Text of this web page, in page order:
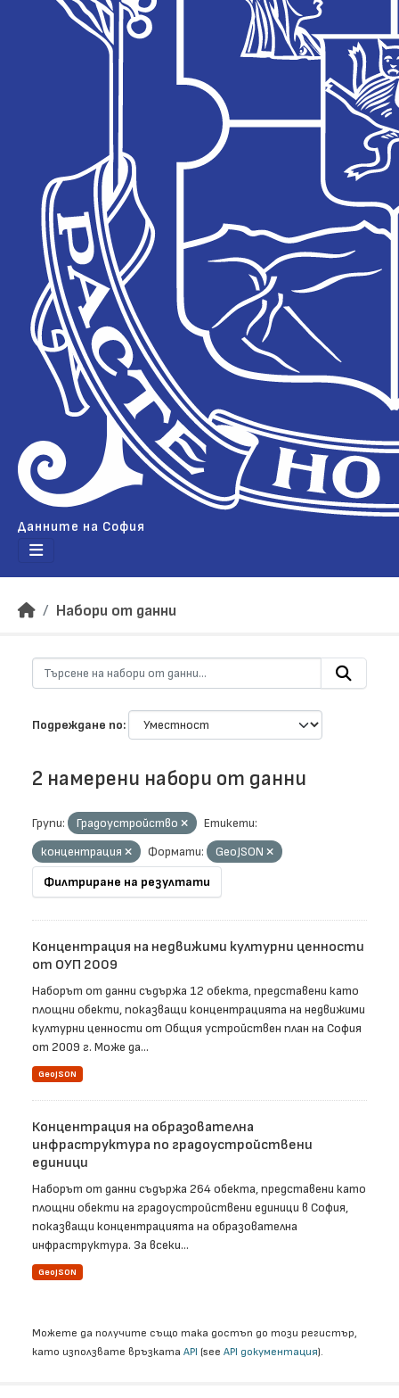
Данните на София
Набори от данни
Подреждане по
2 намерени набори от данни
Групи: Градоустройство
Етикети:
концентрация
Формати:
GeoJSON
Филтриране на резултати
Концентрация на недвижими културни ценности
от ОУП 2009
Наборът от данни съдържа 12 обекта, представени като
площни обекти, показващи концентрацията на недвижими
културни ценности от Общия устройствен план на София
от 2009 г. Може да...
GeoJSON
Концентрация на образователна
инфраструктура по градоустройствени
единици
Наборът от данни съдържа 264 обекта, представени като
площни обекти на градоустройствени единици в София,
показващи концентрацията на образователна
инфраструктура. За всеки...
GeoJSON
Можете да получите също така достъп до този регистър,
като използвате връзката API (see API документация).